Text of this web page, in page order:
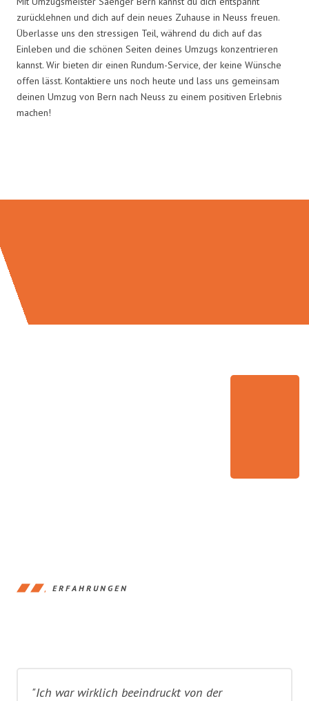
zurücklehnen und dich auf dein neues Zuhause in Neuss freuen.
Überlasse uns den stressigen Teil, während du dich auf das
Einleben und die schönen Seiten deines Umzugs konzentrieren
kannst. Wir bieten dir einen Rundum-Service, der keine Wünsche
offen lässt. Kontaktiere uns noch heute und lass uns gemeinsam
deinen Umzug von Bern nach Neuss zu einem positiven Erlebnis
machen!
ERFAHRUNGEN
"Ich war wirklich beeindruckt von der